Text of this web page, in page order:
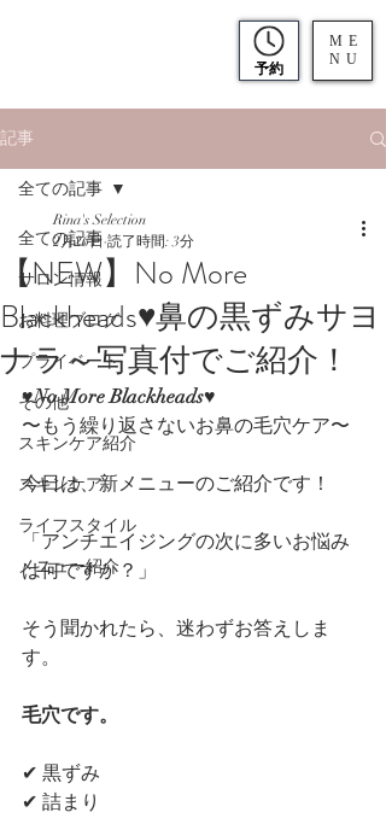
予約
ME
NU
記事
全ての記事
サロン情報
お料理ブログ
プライベート
その他
スキンケア紹介
スキンケア
ライフスタイル
メニュー紹介
全ての記事
【NEW】No More
Blackheads♥鼻の黒ずみサヨ
ナラ～写真付でご紹介！
Rina's Selection
2月26日 読了時間: 3分
♥No More Blackheads♥
〜もう繰り返さないお鼻の毛穴ケア〜
今日は、新メニューのご紹介です！
「アンチエイジングの次に多いお悩み
は何ですか？」
そう聞かれたら、迷わずお答えしま
す。
毛穴です。
✔ 黒ずみ
✔ 詰まり